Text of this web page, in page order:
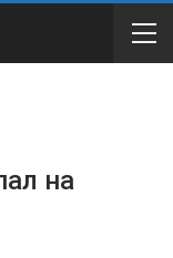
на